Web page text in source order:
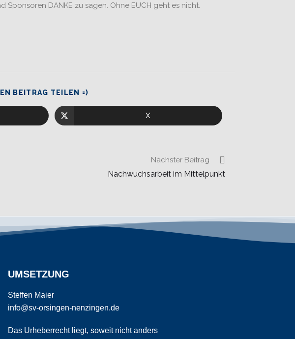
DANKE zu sagen. Ohne EUCH geht es nicht.
BEITRAG TEILEN =)
X
Nächster Beitrag
Nachwuchsarbeit im Mittelpunkt
UMSETZUNG
Steffen Maier
info@sv-orsingen-nenzingen.de
Das Urheberrecht liegt, soweit nicht anders